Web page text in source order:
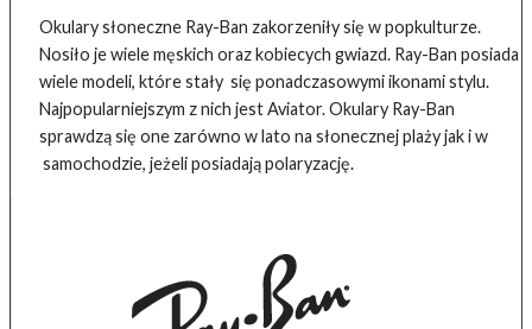
Okulary słoneczne Ray-Ban zakorzeniły się w popkulturze.
Nosiło je wiele męskich oraz kobiecych gwiazd. Ray-Ban posiada
wiele modeli, które stały się ponadczasowymi ikonami stylu.
Najpopularniejszym z nich jest Aviator. Okulary Ray-Ban
sprawdzą się one zarówno w lato na słonecznej plaży jak i w
samochodzie, jeżeli posiadają polaryzację.